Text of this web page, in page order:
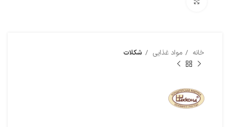
خانه مواد غذایی شکلات